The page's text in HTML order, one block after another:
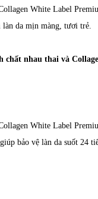
White Label
làn da mịn màng, tươi trẻ.
chất nhau thai và
White Label
bảo vệ làn da suốt 24